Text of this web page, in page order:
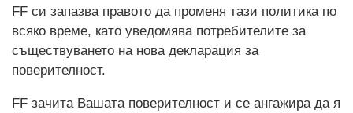
FF си запазва правото да променя тази политика по
всяко време, като уведомява потребителите за
съществуването на нова декларация за
поверителност.
FF зачита Вашата поверителност и се ангажира да я